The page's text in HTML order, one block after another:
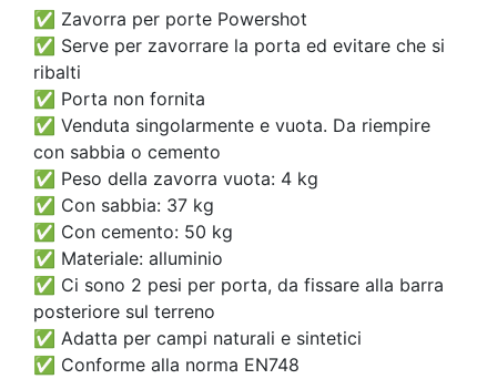
✅ Zavorra per porte Powershot
✅ Serve per zavorrare la porta ed evitare che si
ribalti
✅ Porta non fornita
✅ Venduta singolarmente e vuota. Da riempire
con sabbia o cemento
✅ Peso della zavorra vuota: 4 kg
✅ Con sabbia: 37 kg
✅ Con cemento: 50 kg
✅ Materiale: alluminio
✅ Ci sono 2 pesi per porta, da fissare alla barra
posteriore sul terreno
✅ Adatta per campi naturali e sintetici
✅ Conforme alla norma EN748